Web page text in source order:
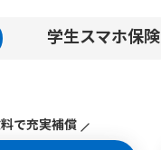
学生スマホ保険
で充実補償